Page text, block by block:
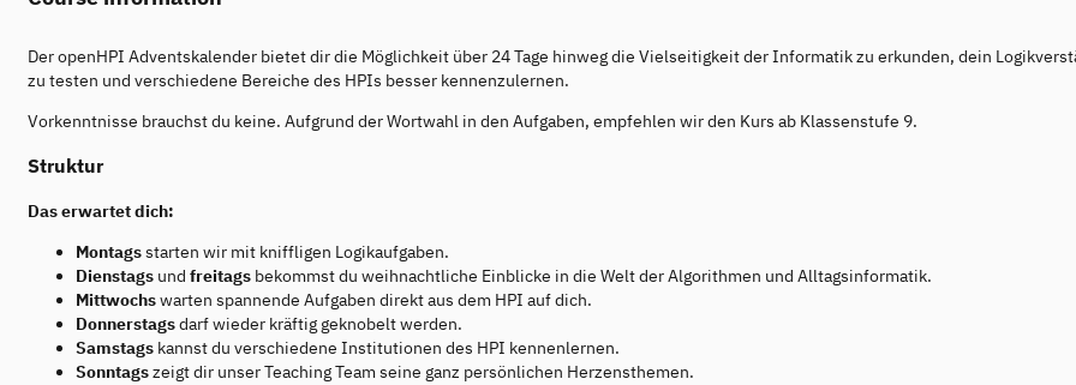
Der openHPI Adventskalender bietet dir die Möglichkeit über 24 Tage hinweg die Vielseitigkeit der Informatik zu erkunden, dein
zu testen und verschiedene Bereiche des HPIs besser kennenzulernen.
Vorkenntnisse brauchst du keine. Aufgrund der Wortwahl in den Aufgaben, empfehlen wir den Kurs ab Klassenstufe 9.
Struktur
Das erwartet dich:
Montagsstarten wir mit kniffligen Logikaufgaben.
Dienstags und freitags bekommst du weihnachtliche Einblicke in die Welt der Algorithmen und Alltagsinformatik.
Mittwochswarten spannende Aufgaben direkt aus dem HPI auf dich.
Donnerstagsdarf wieder kräftig geknobelt werden.
Samstags kannst du verschiedene Institutionen des HPI kennenlernen.
Sonntagszeigt dir unser Teaching Team seine ganz persönlichen Herzensthemen.